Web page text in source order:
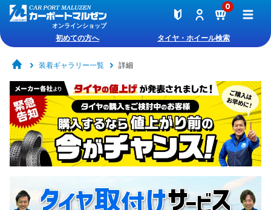
オンラインショップ
0
初めての方へ タイヤ・ホイール検索
装着ギャラリー一覧 詳細